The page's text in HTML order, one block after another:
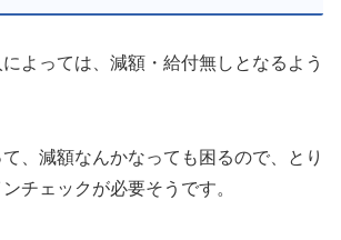
よっては、減額・給付無しとなるよう
、減額なんかなっても困るので、とり
チェックが必要そうです。